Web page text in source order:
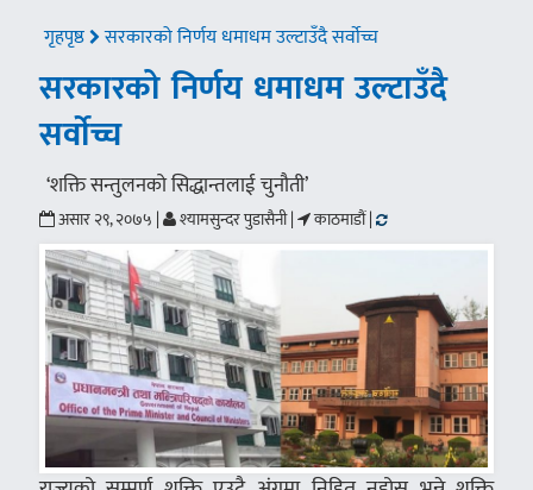
गृहपृष्ठ सरकारको निर्णय धमाधम उल्टाउँदै सर्वाेच्च
सरकारको निर्णय धमाधम उल्टाउँदै
सर्वाेच्च
‘शक्ति सन्तुलनको सिद्धान्तलाई चुनौती’
असार २९, २०७५ | श्यामसुन्दर पुडासैनी | काठमाडौं |